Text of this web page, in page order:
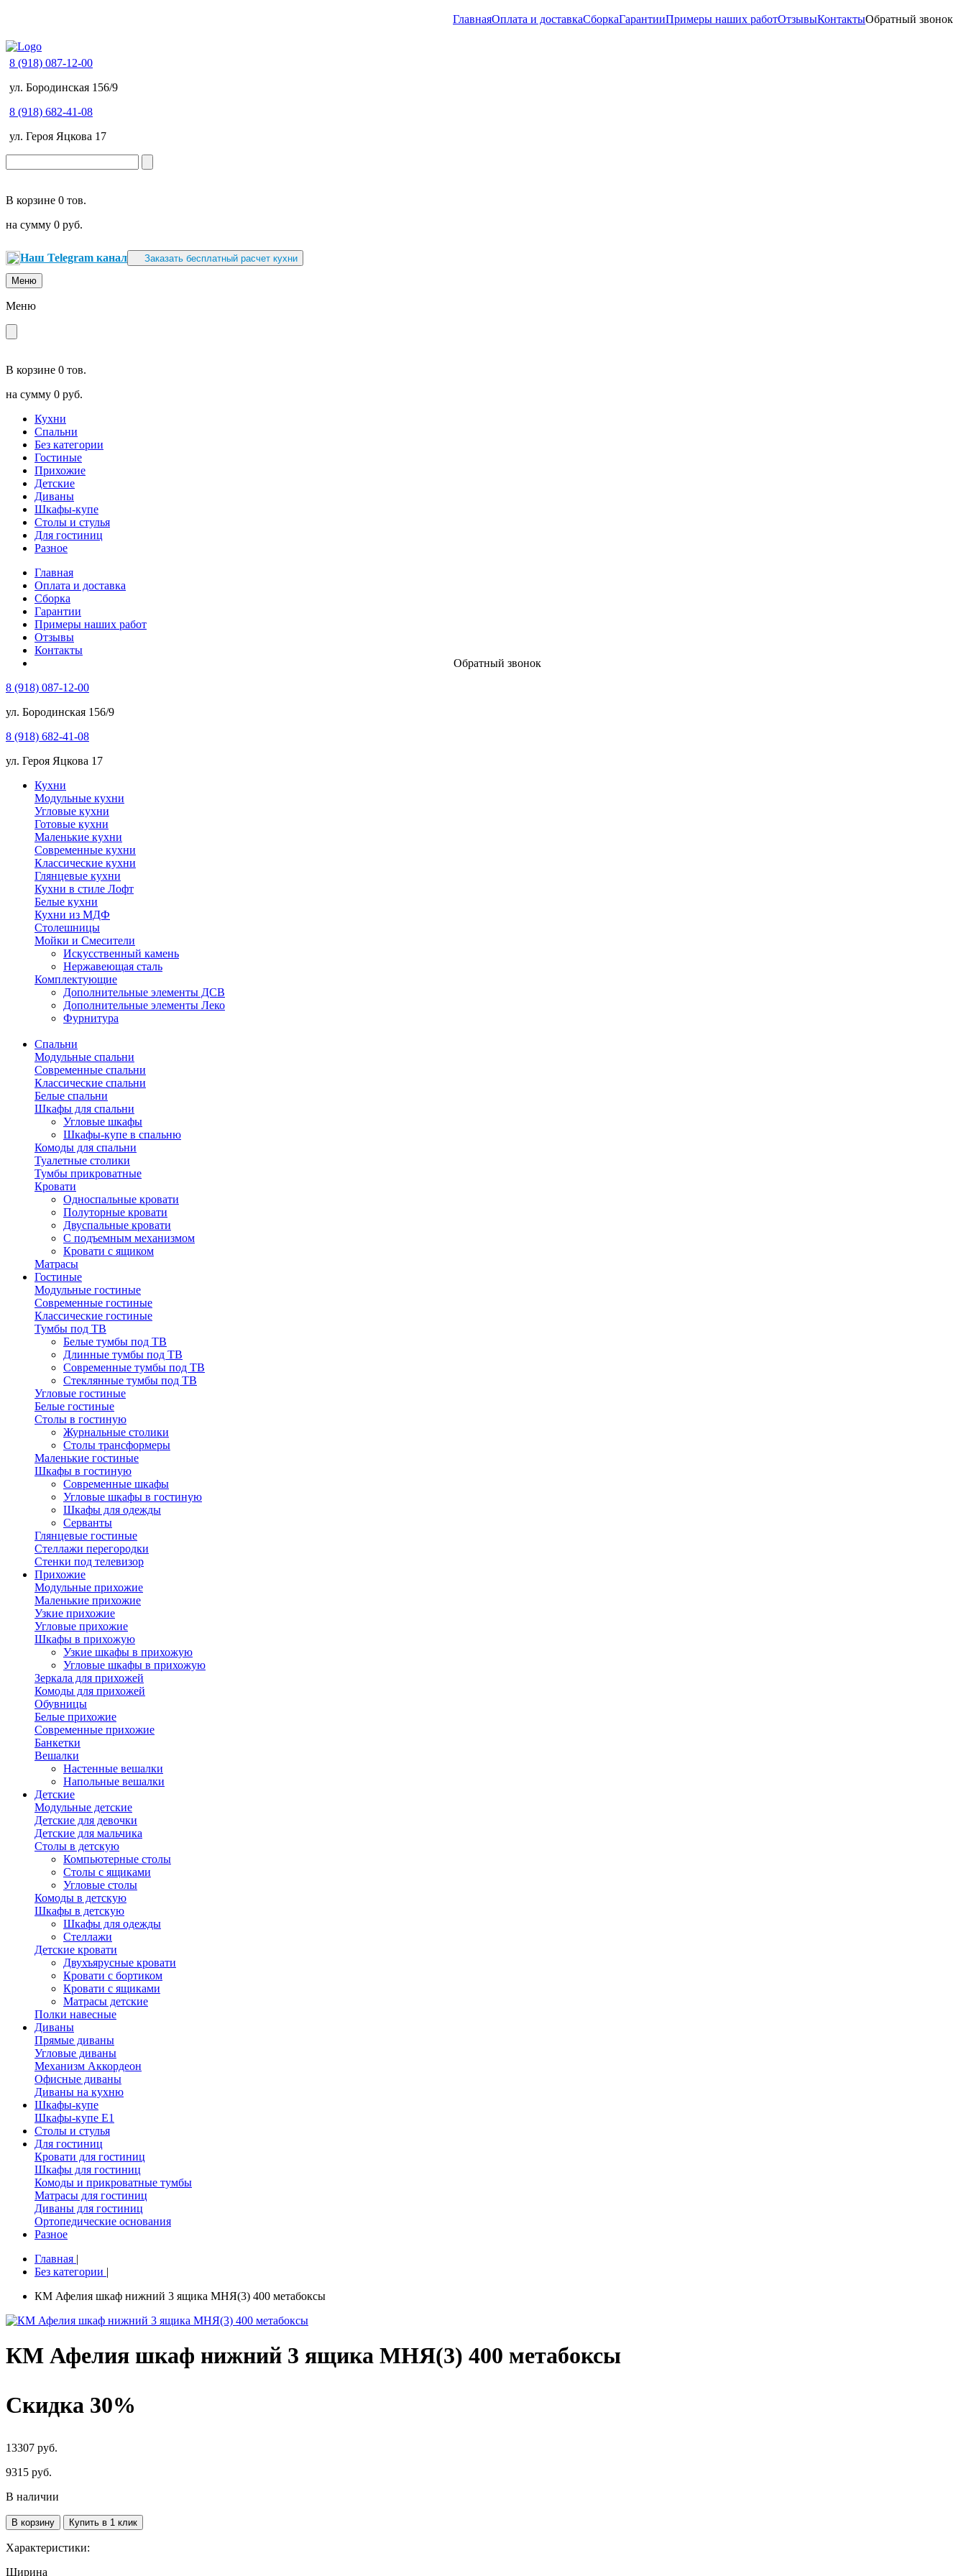
ГлавнаяОплата и доставкаСборкаГарантииПримеры наших работОтзывыКонтактыОбратный звонок
8 (918) 087-12-00
ул. Бородинская 156/9
8 (918) 682-41-08
ул. Героя Яцкова 17
В корзине 0 тов.
на сумму 0 руб.
Наш Telegram канал Заказать бесплатный расчет кухни
Меню
Меню
В корзине 0 тов.
на сумму 0 руб.
Кухни
Спальни
Без категории
Гостиные
Прихожие
Детские
Диваны
Шкафы-купе
Столы и стулья
Для гостиниц
Разное
Главная
Оплата и доставка
Сборка
Гарантии
Примеры наших работ
Отзывы
Контакты
Обратный звонок
8 (918) 087-12-00
ул. Бородинская 156/9
8 (918) 682-41-08
ул. Героя Яцкова 17
Кухни
Модульные кухни
Угловые кухни
Готовые кухни
Маленькие кухни
Современные кухни
Классические кухни
Глянцевые кухни
Кухни в стиле Лофт
Белые кухни
Кухни из МДФ
Столешницы
Мойки и Смесители
Искусственный камень
Нержавеющая сталь
Комплектующие
Дополнительные элементы ДСВ
Дополнительные элементы Леко
Фурнитура
Спальни
Модульные спальни
Современные спальни
Классические спальни
Белые спальни
Шкафы для спальни
Угловые шкафы
Шкафы-купе в спальню
Комоды для спальни
Туалетные столики
Тумбы прикроватные
Кровати
Односпальные кровати
Полуторные кровати
Двуспальные кровати
С подъемным механизмом
Кровати с ящиком
Матрасы
Гостиные
Модульные гостиные
Современные гостиные
Классические гостиные
Тумбы под ТВ
Белые тумбы под ТВ
Длинные тумбы под ТВ
Современные тумбы под ТВ
Стеклянные тумбы под ТВ
Угловые гостиные
Белые гостиные
Столы в гостиную
Журнальные столики
Столы трансформеры
Маленькие гостиные
Шкафы в гостиную
Современные шкафы
Угловые шкафы в гостиную
Шкафы для одежды
Серванты
Глянцевые гостиные
Стеллажи перегородки
Стенки под телевизор
Прихожие
Модульные прихожие
Маленькие прихожие
Узкие прихожие
Угловые прихожие
Шкафы в прихожую
Узкие шкафы в прихожую
Угловые шкафы в прихожую
Зеркала для прихожей
Комоды для прихожей
Обувницы
Белые прихожие
Современные прихожие
Банкетки
Вешалки
Настенные вешалки
Напольные вешалки
Детские
Модульные детские
Детские для девочки
Детские для мальчика
Столы в детскую
Компьютерные столы
Столы с ящиками
Угловые столы
Комоды в детскую
Шкафы в детскую
Шкафы для одежды
Стеллажи
Детские кровати
Двухъярусные кровати
Кровати с бортиком
Кровати с ящиками
Матрасы детские
Полки навесные
Диваны
Прямые диваны
Угловые диваны
Механизм Аккордеон
Офисные диваны
Диваны на кухню
Шкафы-купе
Шкафы-купе Е1
Столы и стулья
Для гостиниц
Кровати для гостиниц
Шкафы для гостиниц
Комоды и прикроватные тумбы
Матрасы для гостиниц
Диваны для гостиниц
Ортопедические основания
Разное
Главная |
Без категории |
КМ Афелия шкаф нижний 3 ящика МНЯ(3) 400 метабоксы
КМ Афелия шкаф нижний 3 ящика МНЯ(3) 400 метабоксы
Скидка 30%
13307 руб.
9315 руб.
В наличии
В корзину Купить в 1 клик
Характеристики:
Ширина